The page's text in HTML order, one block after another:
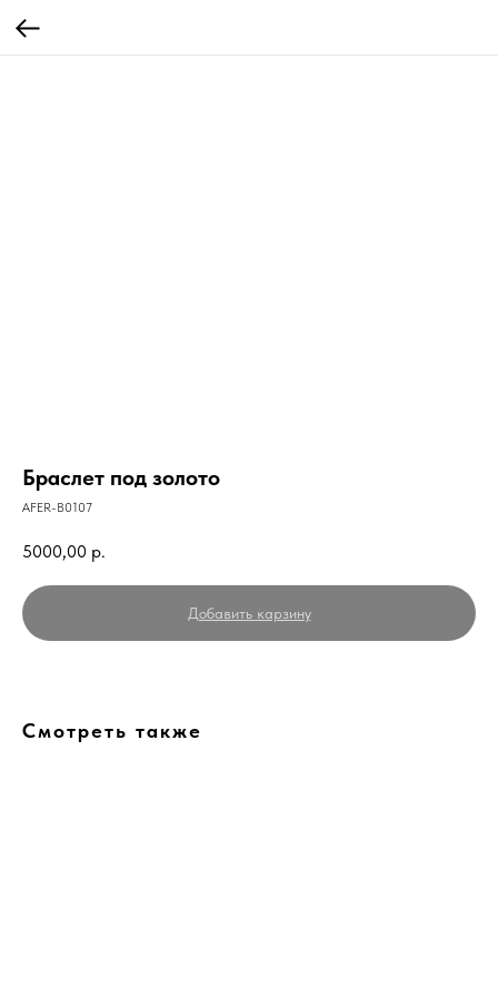
Браслет под золото
AFER-B0107
5000,00 р.
Добавить карзину
Смотреть также